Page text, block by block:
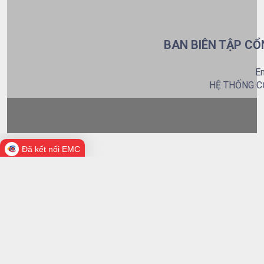
BAN BIÊN TẬP
HỆ THỐNG
Đã kết nối EMC